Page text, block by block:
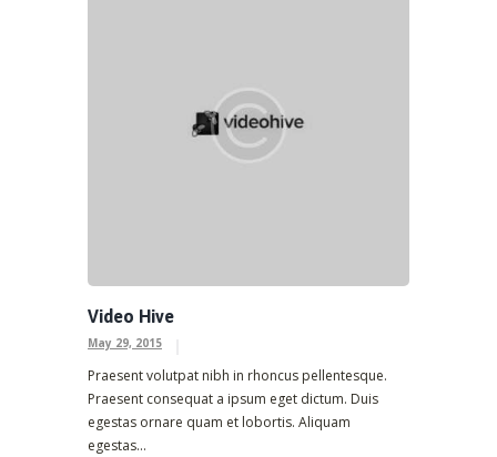
Video Hive
May 29, 2015
Praesent volutpat nibh in rhoncus pellentesque.
Praesent consequat a ipsum eget dictum. Duis
egestas ornare quam et lobortis. Aliquam
egestas...